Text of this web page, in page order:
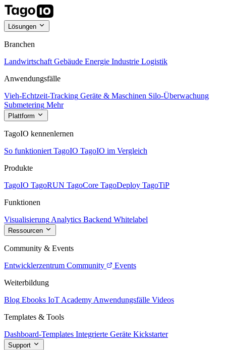
Lösungen
Branchen
Landwirtschaft Gebäude Energie Industrie Logistik
Anwendungsfälle
Vieh-Echtzeit-Tracking Geräte & Maschinen Silo-Überwachung
Submetering Mehr
Plattform
TagoIO kennenlernen
So funktioniert TagoIO TagoIO im Vergleich
Produkte
TagoIO TagoRUN TagoCore TagoDeploy TagoTiP
Funktionen
Visualisierung Analytics Backend Whitelabel
Ressourcen
Community & Events
Entwicklerzentrum Community
Events
Weiterbildung
Blog Ebooks IoT Academy Anwendungsfälle Videos
Templates & Tools
Dashboard-Templates Integrierte Geräte Kickstarter
Support